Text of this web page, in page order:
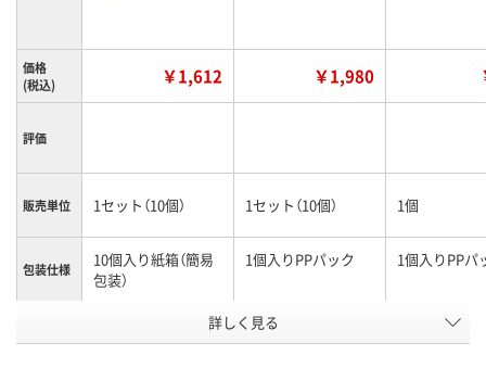
価格
(税込)
￥1,612 ￥1,980
評価
販売単位 1セット（10個） 1セット（10個） 1個
包装仕様
10個入り紙箱（簡易
包装）
1個入りPPパック 1個入りPPパ
プ
5mm幅（ヘッド：赤）
5mm幅（ヘッド：グ
レー）
5mm幅（ヘッ
レー）
詳しく見る